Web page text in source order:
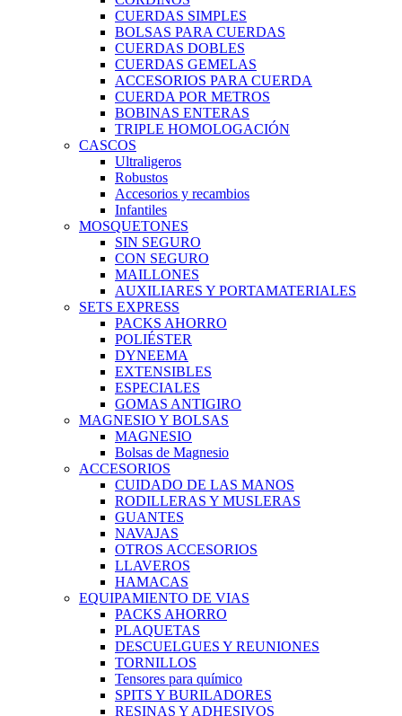
CUERDAS SIMPLES
BOLSAS PARA CUERDAS
CUERDAS DOBLES
CUERDAS GEMELAS
ACCESORIOS PARA CUERDA
CUERDA POR METROS
BOBINAS ENTERAS
TRIPLE HOMOLOGACIÓN
CASCOS
Ultraligeros
Robustos
Accesorios y recambios
Infantiles
MOSQUETONES
SIN SEGURO
CON SEGURO
MAILLONES
AUXILIARES Y PORTAMATERIALES
SETS EXPRESS
PACKS AHORRO
POLIÉSTER
DYNEEMA
EXTENSIBLES
ESPECIALES
GOMAS ANTIGIRO
MAGNESIO Y BOLSAS
MAGNESIO
Bolsas de Magnesio
ACCESORIOS
CUIDADO DE LAS MANOS
RODILLERAS Y MUSLERAS
GUANTES
NAVAJAS
OTROS ACCESORIOS
LLAVEROS
HAMACAS
EQUIPAMIENTO DE VIAS
PACKS AHORRO
PLAQUETAS
DESCUELGUES Y REUNIONES
TORNILLOS
Tensores para químico
SPITS Y BURILADORES
RESINAS Y ADHESIVOS